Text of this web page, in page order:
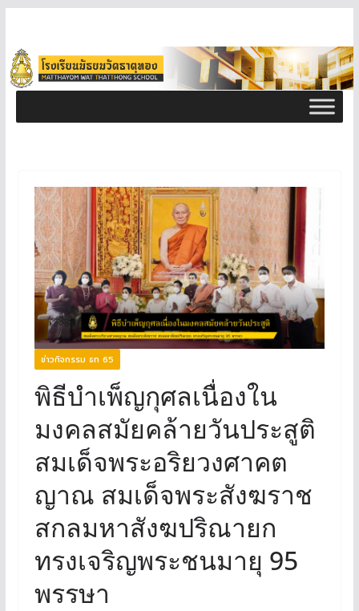
ข่าวกิจกรรม ธท 65
พิธีบำเพ็ญกุศลเนื่องใน
มงคลสมัยคล้ายวันประสูติ
สมเด็จพระอริยวงศาคต
ญาณ สมเด็จพระสังฆราช
สกลมหาสังฆปริณายก
ทรงเจริญพระชนมายุ 95
พรรษา